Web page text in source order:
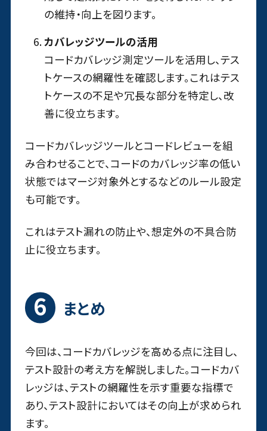
の維持・向上を図ります。
カバレッジツールの活用
コードカバレッジ測定ツールを活用し、テス
トケースの網羅性を確認します。これはテス
トケースの不足や冗長な部分を特定し、改
善に役立ちます。
コードカバレッジツールとコードレビューを組
み合わせることで、コードのカバレッジ率の低い
状態ではマージ対象外とするなどのルール設定
も可能です。
これはテスト漏れの防止や、想定外の不具合防
止に役立ちます。
まとめ
今回は、コードカバレッジを高める点に注目し、
テスト設計の考え方を解説しました。コードカバ
レッジは、テストの網羅性を示す重要な指標で
あり、テスト設計においてはその向上が求められ
ます。